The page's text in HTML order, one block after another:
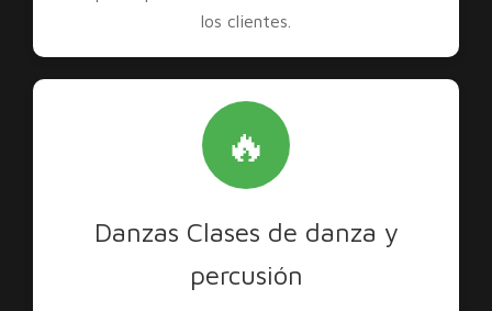
los clientes.
🔥
Danzas Clases de danza y
percusión